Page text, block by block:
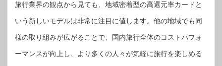
旅行業界の観点から見ても、地域密着型の高還元率カードと
いう新しいモデルは非常に注目に値します。他の地域でも同
様の取り組みが広がることで、国内旅行全体のコストパフォ
ーマンスが向上し、より多くの人々が気軽に旅行を楽しめる